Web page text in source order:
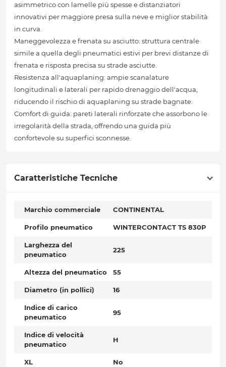
asimmetrico con lamelle più spesse e distanziatori
innovativi per maggiore presa sulla neve e miglior stabilità
in curva.
Maneggevolezza e frenata su asciutto: struttura centrale
simile a quella degli pneumatici estivi per brevi distanze di
frenata e risposta precisa su strade asciutte.
Resistenza all'aquaplaning: ampie scanalature
longitudinali e laterali per rapido drenaggio dell'acqua,
riducendo il rischio di aquaplaning su strade bagnate.
Comfort di guida: pareti laterali rinforzate che assorbono le
irregolarità della strada, offrendo una guida più
confortevole su superfici sconnesse.
Caratteristiche Tecniche
Marchio commerciale CONTINENTAL
Profilo pneumatico WINTERCONTACT TS 830P
Larghezza del
pneumatico
225
Altezza del pneumatico 55
Diametro (in pollici) 16
Indice di carico
pneumatico
95
Indice di velocità
pneumatico
H
XL No